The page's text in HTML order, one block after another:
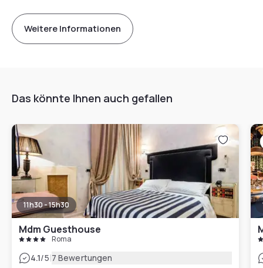
Weitere Informationen
Das könnte Ihnen auch gefallen
11h30 - 15h30
Mdm Guesthouse
Roma
4.1/5|7 Bewertungen